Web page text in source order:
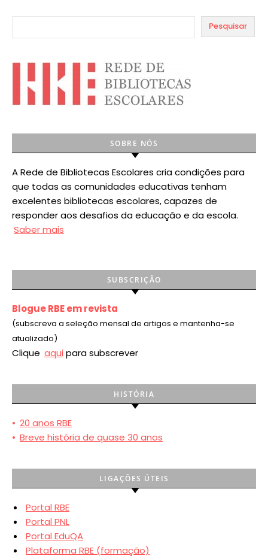
Pesquisar
SOBRE NÓS
A Rede de Bibliotecas Escolares cria condições para
que todas as comunidades educativas tenham
excelentes bibliotecas escolares, capazes de
responder aos desafios da educação e da escola.
Saber mais
SUBSCRIÇÃO
Blogue RBE em revista
(subscreva a seleção mensal de artigos e mantenha-se
atualizado)
Clique aqui para subscrever
HISTÓRIA
• 20 anos RBE
• Breve história de quase 30 anos
LIGAÇÕES ÚTEIS
Portal RBE
Portal PNL
Portal EduQA
Plataforma RBE (formação)